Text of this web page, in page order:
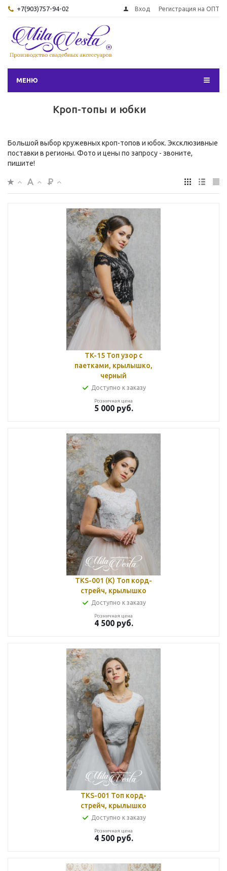
+7(903)757-94-02 Вход Регистрация на ОПТ
МЕНЮ
Кроп-топы и юбки
Большой выбор кружевных кроп-топов и юбок. Эксклюзивные
поставки в регионы. Фото и цены по запросу - звоните,
пишите!
TK-15 Топ узор с
паетками, крылышко,
черный
Доступно к заказу
Розничная цена
5 000руб.
TKS-001 (K) Топ корд-
стрейч, крылышко
Доступно к заказу
Розничная цена
4 500руб.
TKS-001 Топ корд-
стрейч, крылышко
Доступно к заказу
Розничная цена
4 500руб.